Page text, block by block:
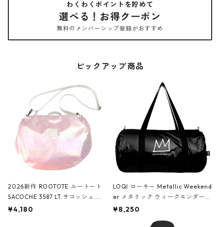
わくわくポイントを貯めて
選べる！お得クーポン
無料のメンバーシップ登録がおすすめ
ピックアップ商品
2026新作 ROOTOTE ルートート
SACOCHE 3587 LT.サコッシュ.ル
ミエ-B ショルダーバッグ グロスピ
¥4,180
LOQI ローキー Metallic Weekend
er メタリック ウィークエンダー
ボストンバッグ ショルダーバッグ
¥8,250